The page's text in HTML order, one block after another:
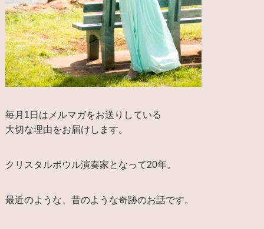
毎月1日はメルマガをお送りしている
大切な理由をお届けします。
クリスタルボウル演奏家となって20年。
最近のような、昔のような奇跡のお話です。